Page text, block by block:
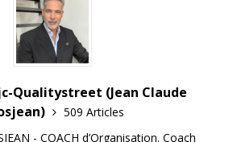
Qualitystreet (Jean Claude
509 Articles
- COACH d’Organisation. Coach